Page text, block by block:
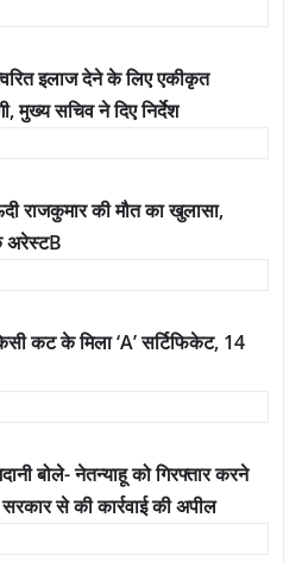
इलाज देने के लिए एकीकृत
मुख्य सचिव ने दिए निर्देश
राजकुमार की मौत का खुलासा,
अरेस्टB
कट के मिला ‘A’ सर्टिफिकेट, 14
बोले- नेतन्याहू को गिरफ्तार करने
से की कार्रवाई की अपील